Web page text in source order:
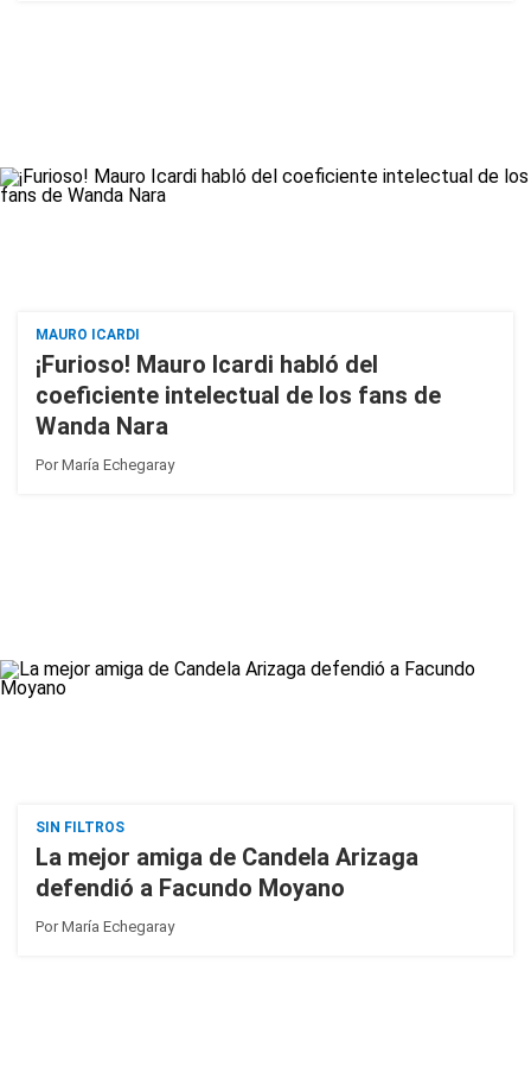
MAURO ICARDI
¡Furioso! Mauro Icardi habló del
coeficiente intelectual de los fans de
Wanda Nara
PorMaría Echegaray
SIN FILTROS
La mejor amiga de Candela Arizaga
defendió a Facundo Moyano
PorMaría Echegaray